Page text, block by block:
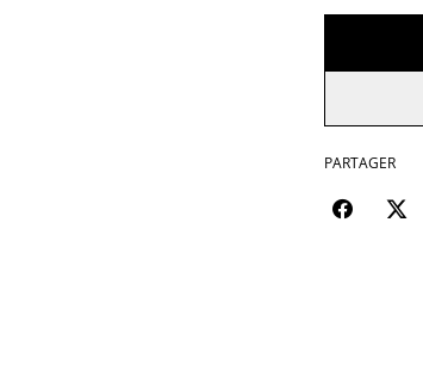
PARTAGER